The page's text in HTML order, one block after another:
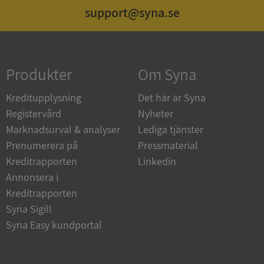
support@syna.se
Produkter
Kreditupplysning
Registervård
Marknadsurval & analyser
Prenumerera på
Kreditrapporten
Annonsera i
Kreditrapporten
Syna Sigill
Syna Easy kundportal
Om Syna
Det här är Syna
Nyheter
Lediga tjänster
Pressmaterial
Linkedin
Strikt nödvändiga kakor tillåter
kärnwebbplatsfunktioner som användarinloggning
och kontohantering. Webbplatsen kan inte
användas ordentligt utan strikt nödvändiga cookies.
Namn
Leverantör
Domän
Microsoft
Corporation